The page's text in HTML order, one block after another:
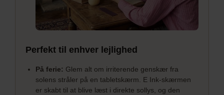
Perfekt til enhver lejlighed
På ferie: Glem alt om irriterende genskær fra
solens stråler på en tabletskærm. E Ink-skærmen
er skabt til at blive læst i direkte sollys, og den